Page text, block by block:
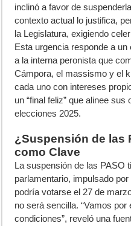
inclinó a favor de
contexto actual lo justifica,
la Legislatura, exigiendo
Esta urgencia responde a
a la interna peronista que
Cámpora, el massismo y el
cada uno con intereses
un “final feliz” que alinee
elecciones 2025.
¿Suspensión de las
como Clave
La suspensión de las PASO
parlamentario, impulsado
podría votarse el 27 de
no será sencilla. “Vamos
condiciones”, reveló una